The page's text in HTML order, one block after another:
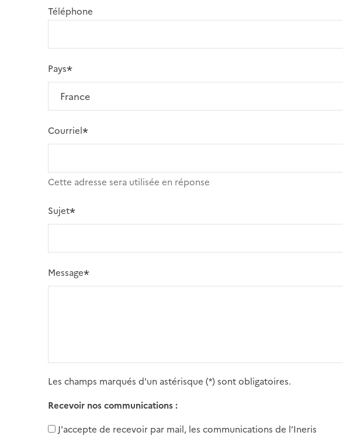
Téléphone
Pays
Courriel
Cette adresse sera utilisée en réponse
Sujet
Message
Les champs marqués d'un astérisque (*) sont obligatoires.
Recevoir nos communications :
J'accepte de recevoir par mail, les communications de l’Ineris